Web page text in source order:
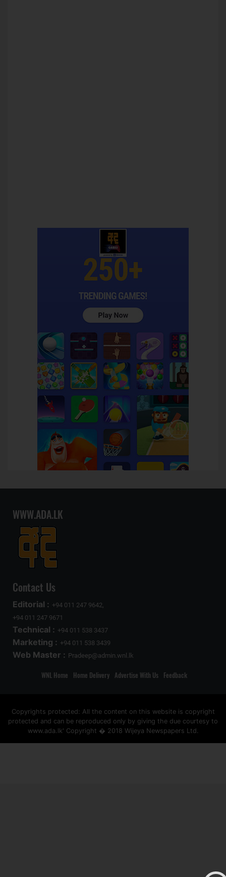
WWW.ADA.LK
Contact Us
Editorial : +94 011 247 9642,
+94 011 247 9671
Technical : +94 011 538 3437
Marketing : +94 011 538 3439
Web Master : Pradeep@admin.wnl.lk
WNL Home Home Delivery Advertise With Us Feedback
Copyrights protected: All the content on this website is copyright
protected and can be reproduced only by giving the due courtesy to
www.ada.lk' Copyright � 2018 Wijeya Newspapers Ltd.